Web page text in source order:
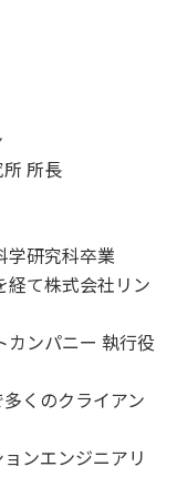
所長
研究科卒業
て株式会社リン
ンパニー 執行役
くのクライアン
ンエンジニアリ